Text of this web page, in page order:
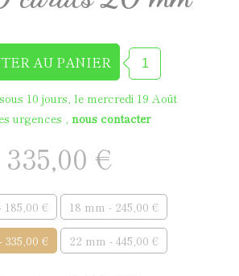
10 jours, le mercredi 19 Août
urgences , nous contacter
335,00 €
185,00 € 18 mm - 245,00 €
335,00 € 22 mm - 445,00 €